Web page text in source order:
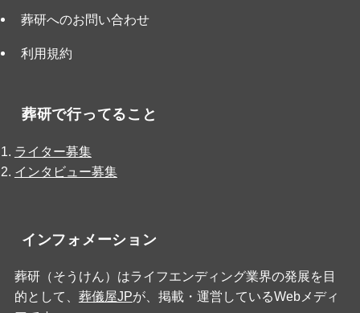
葬研へのお問い合わせ
利用規約
葬研で行ってること
ライター募集
インタビュー募集
インフォメーション
葬研（そうけん）はライフエンディング業界の発展を目
的として、 葬儀屋JPが、掲載・運営しているWebメディ